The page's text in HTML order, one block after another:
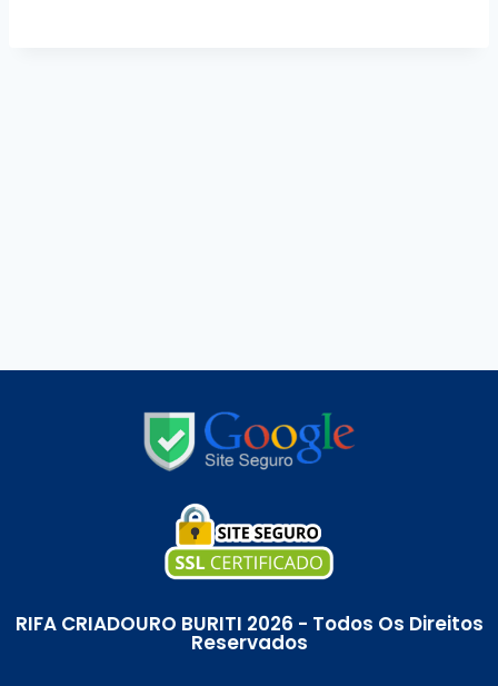
RIFA CRIADOURO BURITI 2026 - Todos Os Direitos
Reservados